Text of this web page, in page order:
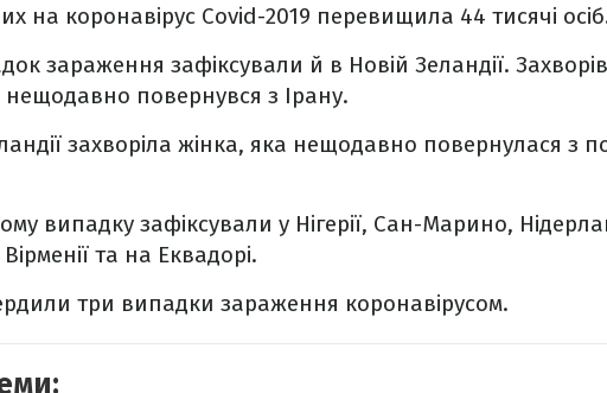
на коронавірус Covid-2019 перевищила 44 тисячі
зараження зафіксували й в Новій Зеландії.
нещодавно повернувся з Ірану.
захворіла жінка, яка нещодавно повернулася з
випадку зафіксували у Нігерії, Сан-Марино,
та на Еквадорі.
три випадки зараження коронавірусом.